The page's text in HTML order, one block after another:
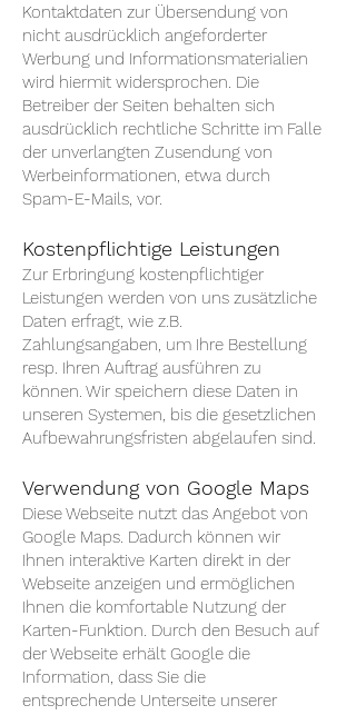
Kontaktdaten zur Übersendung von
nicht ausdrücklich angeforderter
Werbung und Informationsmaterialien
wird hiermit widersprochen. Die
Betreiber der Seiten behalten sich
ausdrücklich rechtliche Schritte im Falle
der unverlangten Zusendung von
Werbeinformationen, etwa durch
Spam-E-Mails, vor.
Kostenpflichtige Leistungen
Zur Erbringung kostenpflichtiger
Leistungen werden von uns zusätzliche
Daten erfragt, wie z.B.
Zahlungsangaben, um Ihre Bestellung
resp. Ihren Auftrag ausführen zu
können. Wir speichern diese Daten in
unseren Systemen, bis die gesetzlichen
Aufbewahrungsfristen abgelaufen sind.
Verwendung von Google Maps
Diese Webseite nutzt das Angebot von
Google Maps. Dadurch können wir
Ihnen interaktive Karten direkt in der
Webseite anzeigen und ermöglichen
Ihnen die komfortable Nutzung der
Karten-Funktion. Durch den Besuch auf
der Webseite erhält Google die
Information, dass Sie die
entsprechende Unterseite unserer